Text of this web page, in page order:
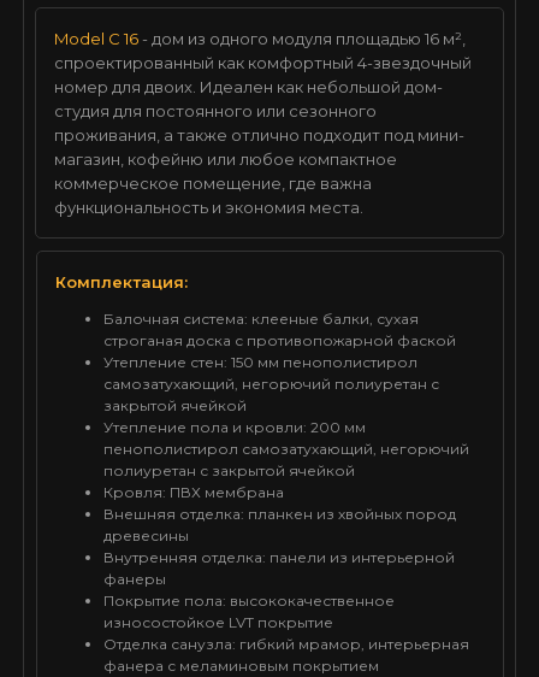
Комплектация:
Балочная система: клееные балки, сухая
строганая доска с противопожарной фаской
Утепление стен: 150 мм пенополистирол
самозатухающий, негорючий полиуретан с
закрытой ячейкой
Утепление пола и кровли: 200 мм
пенополистирол самозатухающий, негорючий
полиуретан с закрытой ячейкой
Кровля: ПВХ мембрана
Внешняя отделка: планкен из хвойных пород
древесины
Внутренняя отделка: панели из интерьерной
фанеры
Покрытие пола: высококачественное
износостойкое LVT покрытие
Отделка санузла: гибкий мрамор, интерьерная
фанера с меламиновым покрытием
Model C 16 - дом из одного модуля площадью 16 м²,
спроектированный как комфортный 4-звездочный
номер для двоих. Идеален как небольшой дом-
студия для постоянного или сезонного
проживания, а также отлично подходит под мини-
магазин, кофейню или любое компактное
коммерческое помещение, где важна
функциональность и экономия места.